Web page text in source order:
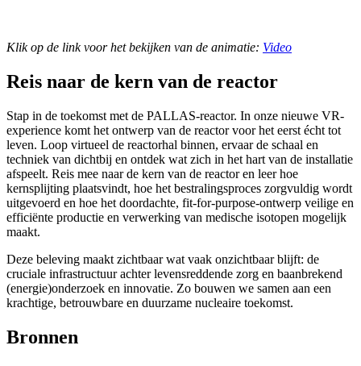
Klik op de link voor het bekijken van de animatie: Video
Reis naar de kern van de reactor
Stap in de toekomst met de PALLAS-reactor. In onze nieuwe VR-
experience komt het ontwerp van de reactor voor het eerst écht tot
leven. Loop virtueel de reactorhal binnen, ervaar de schaal en
techniek van dichtbij en ontdek wat zich in het hart van de installatie
afspeelt. Reis mee naar de kern van de reactor en leer hoe
kernsplijting plaatsvindt, hoe het bestralingsproces zorgvuldig wordt
uitgevoerd en hoe het doordachte, fit-for-purpose-ontwerp veilige en
efficiënte productie en verwerking van medische isotopen mogelijk
maakt.
Deze beleving maakt zichtbaar wat vaak onzichtbaar blijft: de
cruciale infrastructuur achter levensreddende zorg en baanbrekend
(energie)onderzoek en innovatie. Zo bouwen we samen aan een
krachtige, betrouwbare en duurzame nucleaire toekomst.
Bronnen